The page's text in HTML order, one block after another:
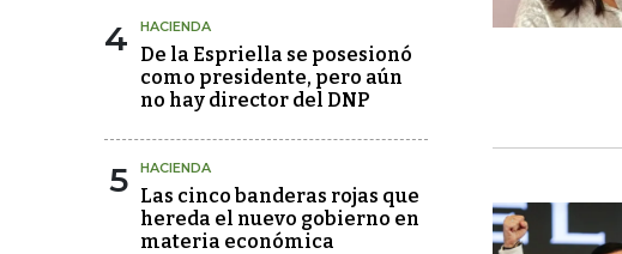
4 HACIENDA
De la Espriella se posesionó
como presidente, pero aún
no hay director del DNP
5 HACIENDA
Las cinco banderas rojas que
hereda el nuevo gobierno en
materia económica